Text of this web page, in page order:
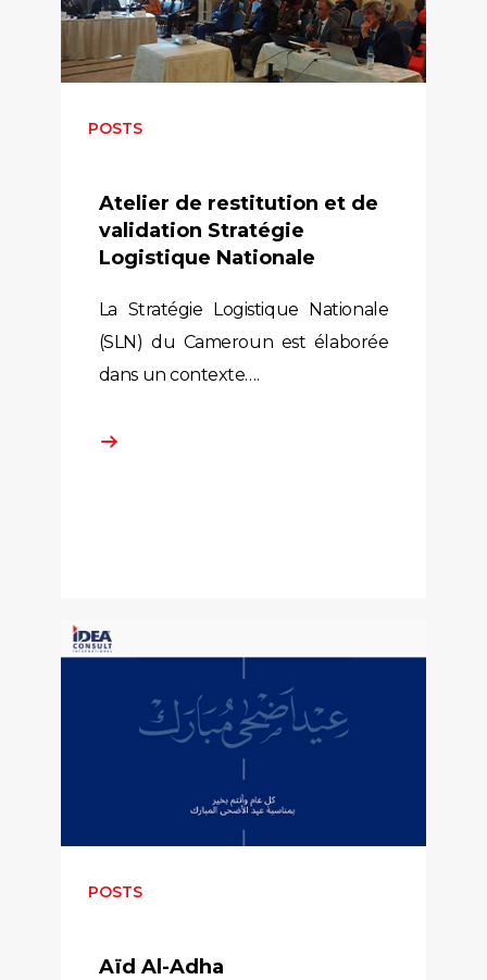
POSTS
Atelier de restitution et de
validation Stratégie
Logistique Nationale
La Stratégie Logistique Nationale
(SLN) du Cameroun est élaborée
dans un contexte….
POSTS
Aïd Al-Adha